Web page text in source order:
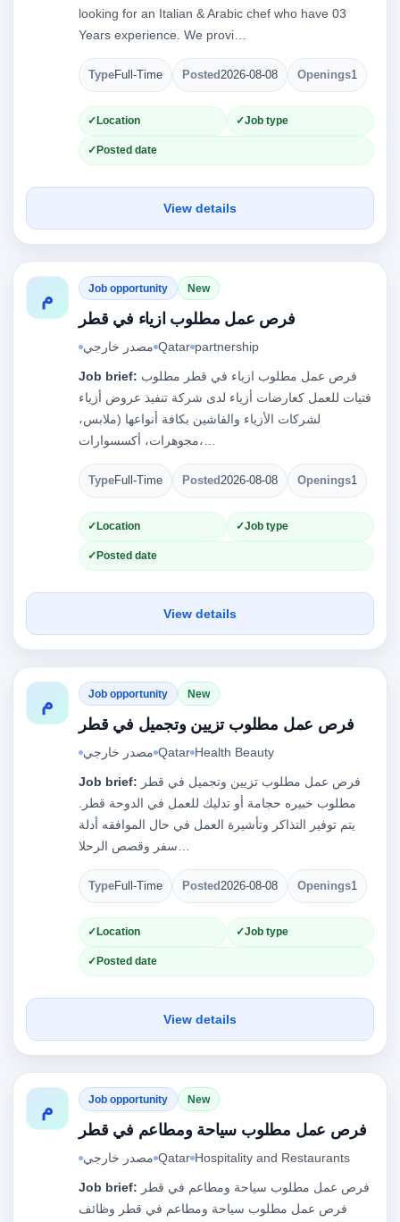
looking for an Italian & Arabic chef who have 03
Years experience. We provi…
TypeFull-Time Posted2026-08-08 Openings1
Location Job type
Posted date
View details
م Job opportunity New
فرص عمل مطلوب ازياء في قطر
مصدر خارجي Qatar partnership
Job brief:
فتيات للعمل كعارضات أزياء لدى شركة تنفيذ عروض أزياء
لشركات الأزياء والفاشين بكافة أنواعها (ملابس،
مجوهرات، أكسسوارات،…
TypeFull-Time Posted2026-08-08 Openings1
Location Job type
Posted date
View details
م Job opportunity New
فرص عمل مطلوب تزيين وتجميل في قطر
مصدر خارجي Qatar Health Beauty
Job brief:
مطلوب خبيره حجامة أو تدليك للعمل في الدوحة قطر.
يتم توفير التذاكر وتأشيرة العمل في حال الموافقه أدلة
TypeFull-Time Posted2026-08-08 Openings1
Location Job type
Posted date
View details
م Job opportunity New
فرص عمل مطلوب سياحة ومطاعم في قطر
مصدر خارجي Qatar Hospitality and Restaurants
Job brief:
فرص عمل مطلوب سياحة ومطاعم في قطر وظائف